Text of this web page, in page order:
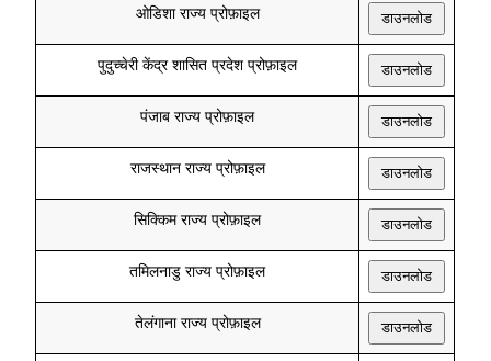
ओडिशा राज्य प्रोफ़ाइल डाउनलोड
पुदुच्चेरी केंद्र शासित प्रदेश प्रोफ़ाइल डाउनलोड
पंजाब राज्य प्रोफ़ाइल डाउनलोड
राजस्थान राज्य प्रोफ़ाइल डाउनलोड
सिक्किम राज्य प्रोफ़ाइल डाउनलोड
तमिलनाडु राज्य प्रोफ़ाइल डाउनलोड
तेलंगाना राज्य प्रोफ़ाइल डाउनलोड